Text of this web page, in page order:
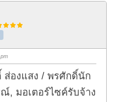
ส่องแสง / พรศักดิ์นัก
, มอเตอร์ไซค์รับจ้าง